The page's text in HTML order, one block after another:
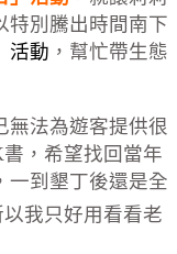
特別騰出時間南下
活動 ，幫忙帶生態
無法為遊客提供很
，希望找回當年
一到墾丁後還是全
以我只好用看看老